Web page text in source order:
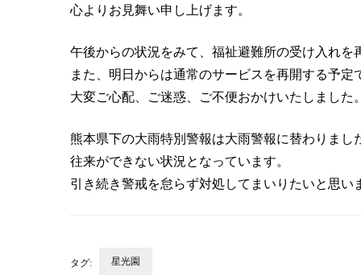
心よりお見舞い申し上げます。
午後からの状況をみて、福祉避難所の受け入れを
また、明日からは通常のサービスを再開する予定
大変ご心配、ご迷惑、ご不便おかけいたしました
熊本県下の大雨特別警報は大雨警報に替わりま
往来ができない状況となっています。
引き続き警戒を怠らず対処してまいりたいと思い
タグ: 星光園